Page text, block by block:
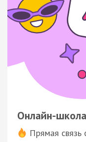
Онлайн-
Прямая связь